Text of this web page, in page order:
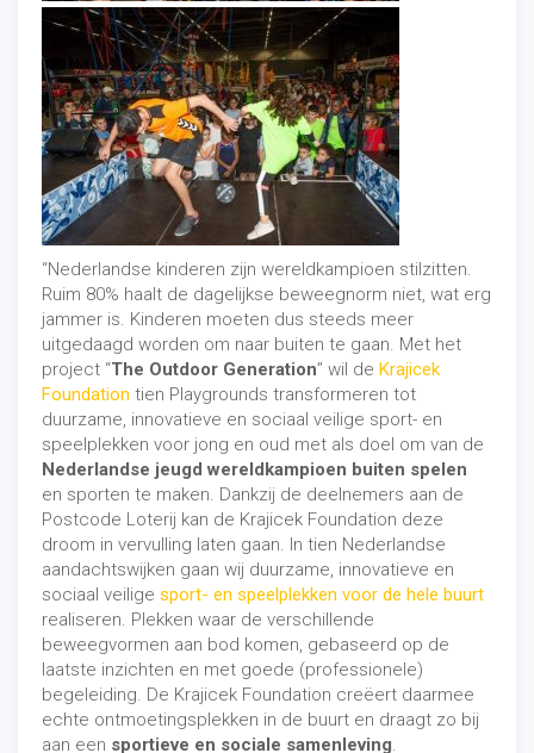
“Nederlandse kinderen zijn wereldkampioen stilzitten.
Ruim 80% haalt de dagelijkse beweegnorm niet, wat erg
jammer is. Kinderen moeten dus steeds meer
uitgedaagd worden om naar buiten te gaan. Met het
project “The Outdoor Generation” wil de Krajicek
Foundation tien Playgrounds transformeren tot
duurzame, innovatieve en sociaal veilige sport- en
speelplekken voor jong en oud met als doel om van de
Nederlandse jeugd wereldkampioen buiten spelen
en sporten te maken. Dankzij de deelnemers aan de
Postcode Loterij kan de Krajicek Foundation deze
droom in vervulling laten gaan. In tien Nederlandse
aandachtswijken gaan wij duurzame, innovatieve en
sociaal veilige sport- en speelplekken voor de hele buurt
realiseren. Plekken waar de verschillende
beweegvormen aan bod komen, gebaseerd op de
laatste inzichten en met goede (professionele)
begeleiding. De Krajicek Foundation creëert daarmee
echte ontmoetingsplekken in de buurt en draagt zo bij
aan een sportieve en sociale samenleving.